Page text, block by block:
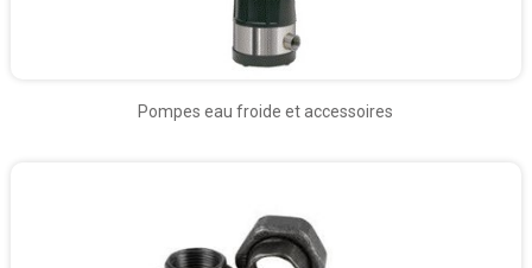
Pompes eau froide et accessoires